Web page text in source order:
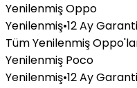
Yenilenmiş Oppo
Yenilenmiş•12 Ay Garanti
Tüm Yenilenmiş
Yenilenmiş Poco
Yenilenmiş•12 Ay Garanti